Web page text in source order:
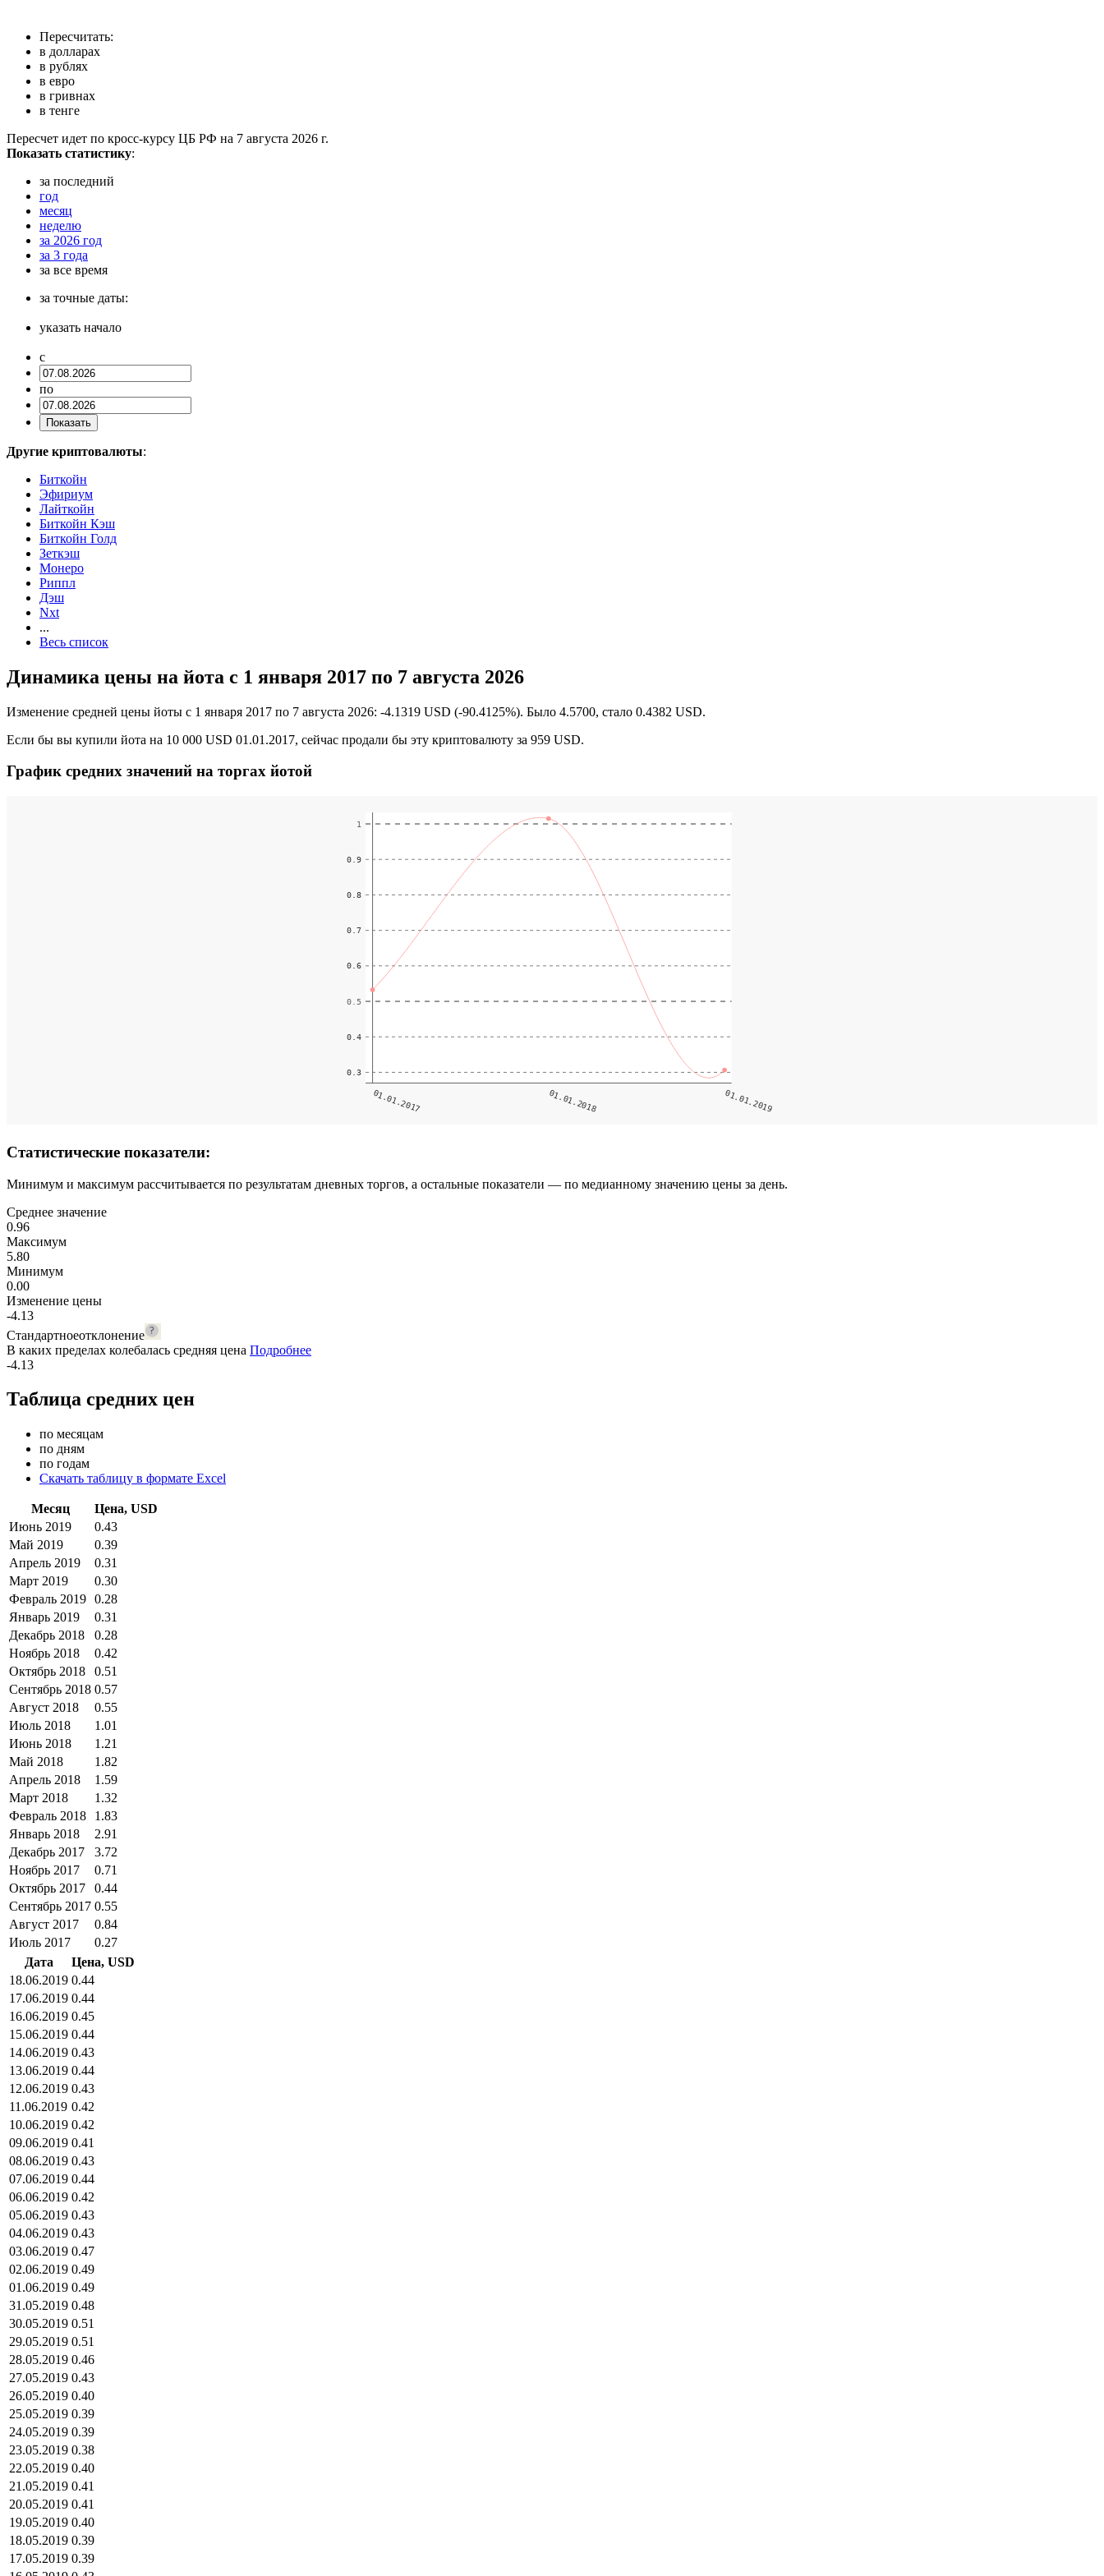
Пересчитать:
в долларах
в рублях
в евро
в гривнах
в тенге
Пересчет идет по кросс-курсу ЦБ РФ на 7 августа 2026 г.
Показать статистику:
за последний
год
месяц
неделю
за 2026 год
за 3 года
за все время
за точные даты:
указать начало
с
по
Другие криптовалюты:
Биткойн
Эфириум
Лайткойн
Биткойн Кэш
Биткойн Голд
Зеткэш
Монеро
Риппл
Дэш
Nxt
...
Весь список
Динамика цены на йота с 1 января 2017 по 7 августа 2026
Изменение средней цены йоты с 1 января 2017 по 7 августа 2026: -4.1319 USD (-90.4125%). Было 4.5700, стало 0.4382 USD.
Если бы вы купили йота на 10 000 USD 01.01.2017, сейчас продали бы эту криптовалюту за 959 USD.
График средних значений на торгах йотой
Статистические показатели:
Минимум и максимум рассчитывается по результатам дневных торгов, а остальные показатели — по медианному значению цены за день.
Среднее значение
0.96
Максимум
5.80
Минимум
0.00
Изменение цены
-4.13
Стандартноеотклонение
В каких пределах колебалась средняя цена Подробнее
-4.13
Таблица средних цен
по месяцам
по дням
по годам
Скачать таблицу в формате Excel
Месяц
Цена, USD
Июнь 2019
0.43
Май 2019
0.39
Апрель 2019
0.31
Март 2019
0.30
Февраль 2019 0.28
Январь 2019
0.31
Декабрь 2018
0.28
Ноябрь 2018
0.42
Октябрь 2018
0.51
Сентябрь 2018 0.57
Август 2018
0.55
Июль 2018
1.01
Июнь 2018
1.21
Май 2018
1.82
Апрель 2018
1.59
Март 2018
1.32
Февраль 2018
1.83
Январь 2018
2.91
Декабрь 2017
3.72
Ноябрь 2017
0.71
Октябрь 2017
0.44
Сентябрь 2017 0.55
Август 2017
0.84
Июль 2017
0.27
Дата
Цена, USD
18.06.2019 0.44
17.06.2019 0.44
16.06.2019 0.45
15.06.2019 0.44
14.06.2019 0.43
13.06.2019 0.44
12.06.2019 0.43
11.06.2019 0.42
10.06.2019 0.42
09.06.2019 0.41
08.06.2019 0.43
07.06.2019 0.44
06.06.2019 0.42
05.06.2019 0.43
04.06.2019 0.43
03.06.2019 0.47
02.06.2019 0.49
01.06.2019 0.49
31.05.2019 0.48
30.05.2019 0.51
29.05.2019 0.51
28.05.2019 0.46
27.05.2019 0.43
26.05.2019 0.40
25.05.2019 0.39
24.05.2019 0.39
23.05.2019 0.38
22.05.2019 0.40
21.05.2019 0.41
20.05.2019 0.41
19.05.2019 0.40
18.05.2019 0.39
17.05.2019 0.39